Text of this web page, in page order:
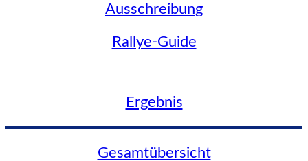
Ausschreibung
Rallye-Guide
Ergebnis
Gesamtübersicht